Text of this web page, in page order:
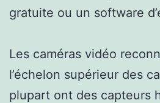
gratuite ou un software
Les caméras vidéo
l’échelon supérieur des
plupart ont des capteurs